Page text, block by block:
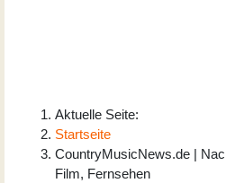
Aktuelle Seite:
Startseite
CountryMusicNews.de |
Film, Fernsehen